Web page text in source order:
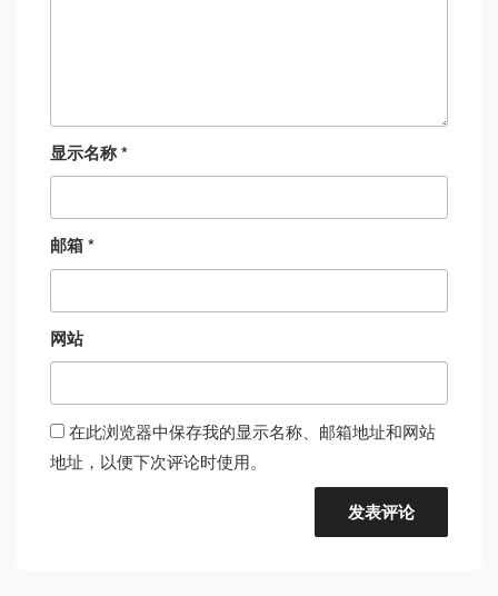
显示名称*
邮箱*
网站
在此浏览器中保存我的显示名称、邮箱地址和网站
地址，以便下次评论时使用。